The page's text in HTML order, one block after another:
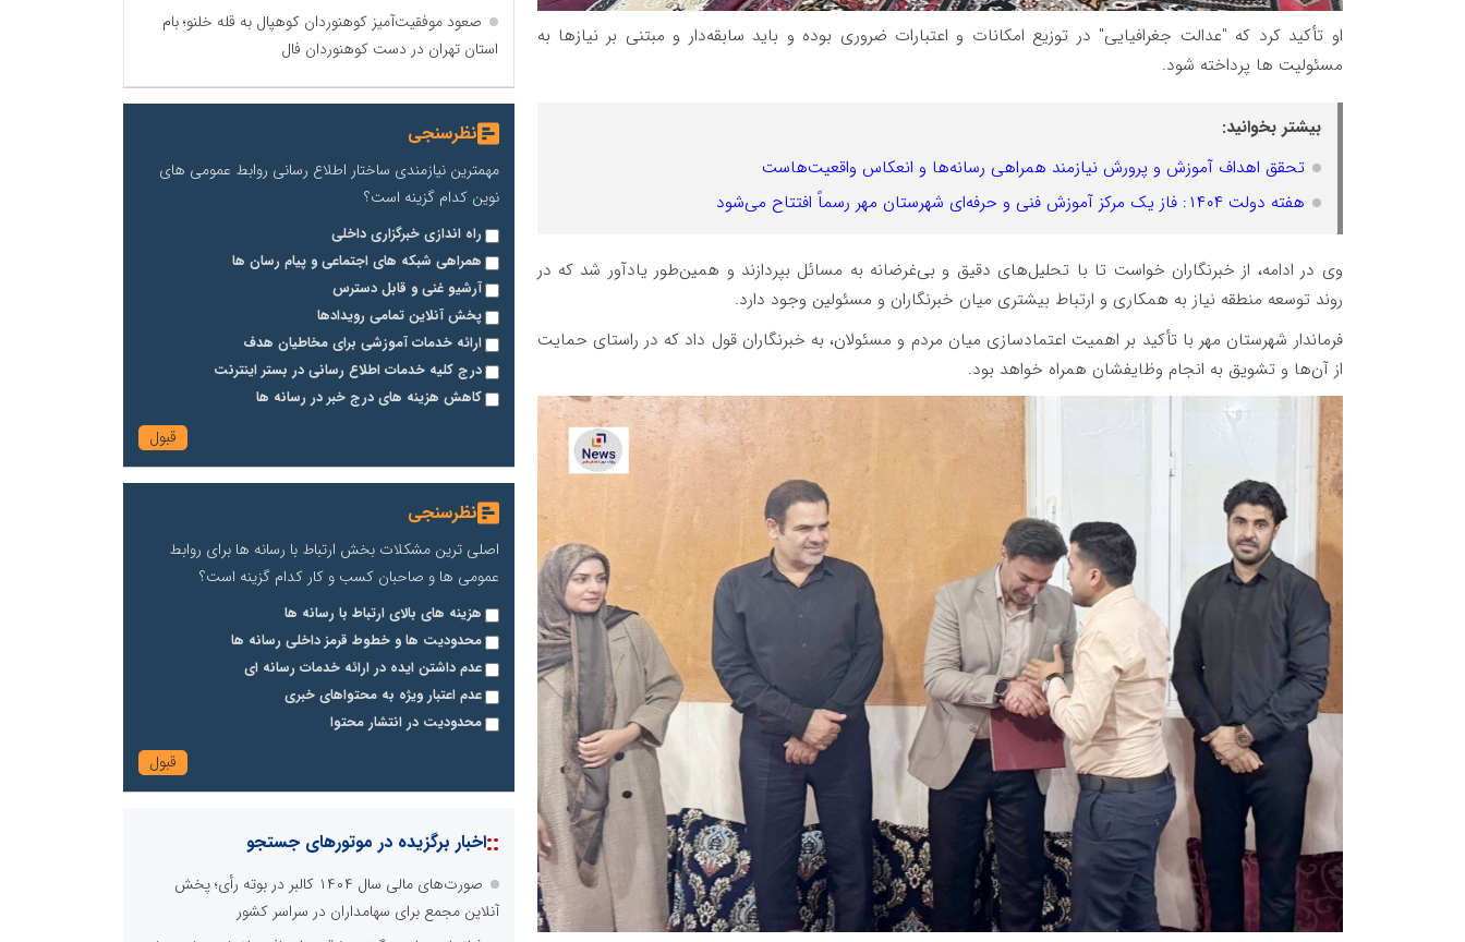
او تأکید کرد که "عدالت جغرافیایی" در توزیع امکانات و اعتبارات ضروری بوده و باید سابقه‌دار و مبتنی بر نیازها به
مسئولیت ها پرداخته شود.
بیشتر بخوانید:
تحقق اهداف آموزش و پرورش نیازمند همراهی رسانه‌ها و انعکاس واقعیت‌هاست
هفته دولت ۱۴۰۴: فاز یک مرکز آموزش فنی و حرفه‌ای شهرستان مهر رسماً افتتاح می‌شود
وی در ادامه، از خبرنگاران خواست تا با تحلیل‌های دقیق و بی‌غرضانه به مسائل بپردازند و همین‌طور یادآور شد که در
روند توسعه منطقه نیاز به همکاری و ارتباط بیشتری میان خبرنگاران و مسئولین وجود دارد.
فرماندار شهرستان مهر با تأکید بر اهمیت اعتمادسازی میان مردم و مسئولان، به خبرنگاران قول داد که در راستای حمایت
از آن‌ها و تشویق به انجام وظایفشان همراه خواهد بود.
صعود موفقیت‌آمیز کوهنوردان کوهپال به قله خلنو؛ بام
استان تهران در دست کوهنوردان فال
نظرسنجی
مهمترین نیازمندی ساختار اطلاع رسانی روابط عمومی های
نوین کدام گزینه است؟
راه اندازی خبرگزاری داخلی
همراهی شبکه های اجتماعی و پیام رسان ها
آرشیو غنی و قابل دسترس
پخش آنلاین تمامی رویدادها
ارائه خدمات آموزشی برای مخاطیان هدف
درج کلیه خدمات اطلاع رسانی در بستر اینترنت
کاهش هزینه های درج خبر در رسانه ها
نظرسنجی
اصلی ترین مشکلات بخش ارتباط با رسانه ها برای روابط
عمومی ها و صاحبان کسب و کار کدام گزینه است؟
هزینه های بالای ارتباط با رسانه ها
محدودیت ها و خطوط قرمز داخلی رسانه ها
عدم داشتن ایده در ارائه خدمات رسانه ای
عدم اعتبار ویژه به محتواهای خبری
محدودیت در انتشار محتوا
::اخبار برگزیده در موتورهای جستجو
صورت‌های مالی سال ۱۴۰۴ کالبر در بوته رأی؛ پخش
آنلاین مجمع برای سهامداران در سراسر کشور